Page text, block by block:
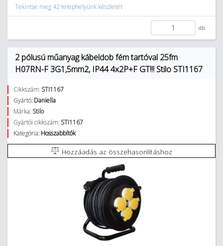
Tekintse meg 42 telephelyünk készletét
db.
2 pólusú műanyag kábeldob fém tartóval 25fm
H07RN-F 3G1,5mm2, IP44 4x2P+F GT!!! Stilo STI1167
Cikkszám: STI1167
Gyártó: Daniella
Márka: Stilo
Gyártói cikkszám: STI1167
Kategória: Hosszabbítók
Hozzáadás az összehasonlításhoz